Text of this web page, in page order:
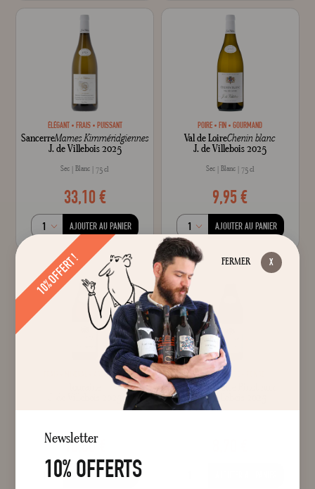
ÉLÉGANT FRAIS PUISSANT
SancerreMarnes Kimméridgiennes
J. de Villebois 2025
Sec Blanc 75 cl
33,10 €
AJOUTER AU PANIER
POIRE FIN GOURMAND
Val de LoireChenin blanc
J. de Villebois 2025
Sec Blanc 75 cl
9,95 €
AJOUTER AU PANIER
AROMATIQUE
10,80 €
AJOUTER AU PANIER
SOYEUX CERISE
Vin de France Pinot noir
J. de Villebois 2025
FERMER
10% OFFERT !
Newsletter
10% OFFERTS